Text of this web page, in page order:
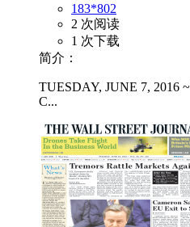
183*802
2 次阅读
1 次下载
简介：
TUESDAY, JUNE 7, 2016
C...